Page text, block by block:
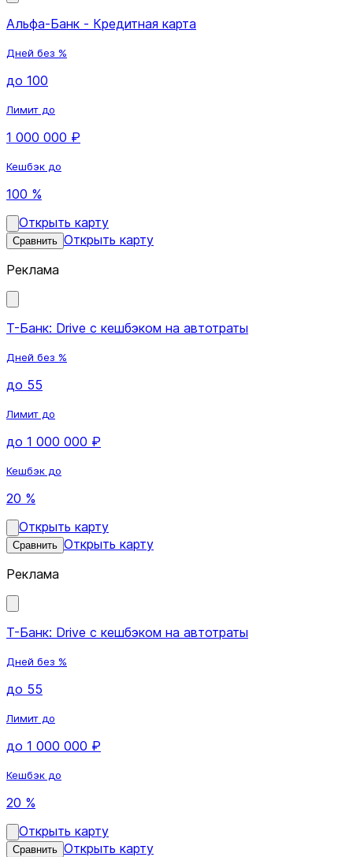
Альфа-Банк - Кредитная карта
Дней без %
до 100
Лимит до
1 000 000 ₽
Кешбэк до
100 %
Открыть карту
Сравнить Открыть карту
Реклама
Т-Банк: Drive с кешбэком на автотраты
Дней без %
до 55
Лимит до
до 1 000 000 ₽
Кешбэк до
20 %
Открыть карту
Сравнить Открыть карту
Реклама
Т-Банк: Drive с кешбэком на автотраты
Дней без %
до 55
Лимит до
до 1 000 000 ₽
Кешбэк до
20 %
Открыть карту
Сравнить Открыть карту